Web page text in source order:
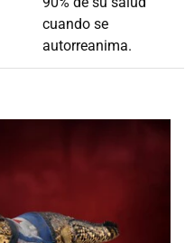
cuando se
autorreanima.